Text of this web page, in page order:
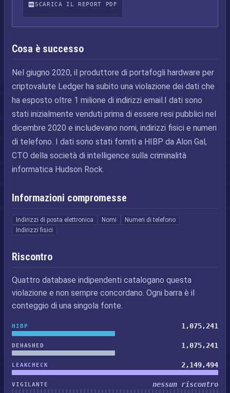
SCARICA IL REPORT PDF
Cosa è successo
Nel giugno 2020, il produttore di portafogli hardware per
criptovalute Ledger ha subito una violazione dei dati che
ha esposto oltre 1 milione di indirizzi email.I dati sono
stati inizialmente venduti prima di essere resi pubblici nel
dicembre 2020 e includevano nomi, indirizzi fisici e numeri
di telefono. I dati sono stati forniti a HIBP da Alon Gal,
CTO della società di intelligence sulla criminalità
informatica Hudson Rock.
Informazioni compromesse
Indirizzi di posta elettronica Nomi
Numeri di telefono
Indirizzi fisici
Riscontro
Quattro database indipendenti catalogano questa
violazione e non sempre concordano. Ogni barra è il
conteggio di una singola fonte.
HIBP 1,075,241
DEHASHED 1,075,241
LEAKCHECK 2,149,494
VIGILANTE nessun riscontro